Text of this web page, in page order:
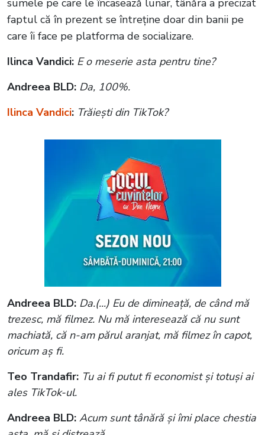
sumele pe care le încasează lunar, tânăra a precizat
faptul că în prezent se întreține doar din banii pe
care îi face pe platforma de socializare.
Ilinca Vandici: E o meserie asta pentru tine?
Andreea BLD: Da, 100%.
Ilinca Vandici: Trăiești din TikTok?
Andreea BLD: Da.(...) Eu de dimineață, de când mă
trezesc, mă filmez. Nu mă interesează că nu sunt
machiată, că n-am părul aranjat, mă filmez în capot,
oricum aș fi.
Teo Trandafir: Tu ai fi putut fi economist și totuși ai
ales TikTok-ul.
Andreea BLD: Acum sunt tânără și îmi place chestia